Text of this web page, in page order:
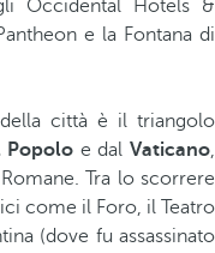
Occidental Hotels &
e la Fontana di
città è il triangolo
Popolo e dalVaticano,
Tra lo scorrere
come il Foro, il Teatro
(dove fu assassinato